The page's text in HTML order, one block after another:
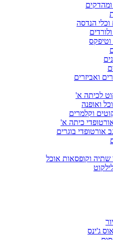
וכלי הנדסה
ואביזרים
לכיתה א'
ואופנה
וקלמרים
כיתה א'
אורטופדי בוגרים
שתיה וקופסאות אוכל
ג'ינס